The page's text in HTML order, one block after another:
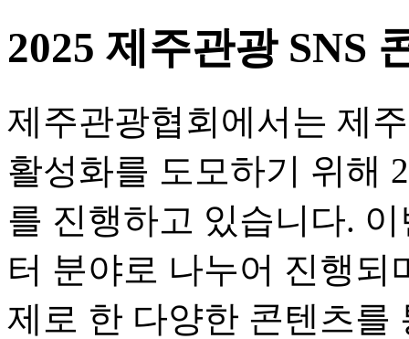
2025 제주관광 SNS
제주관광협회에서는 제
활성화를 도모하기 위해
를 진행하고 있습니다.
터 분야로 나누어 진행되
제로 한 다양한 콘텐츠를